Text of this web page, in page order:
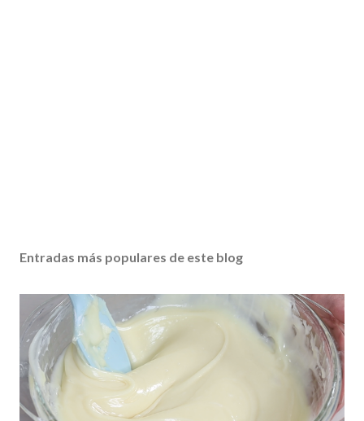
Entradas más populares de este blog